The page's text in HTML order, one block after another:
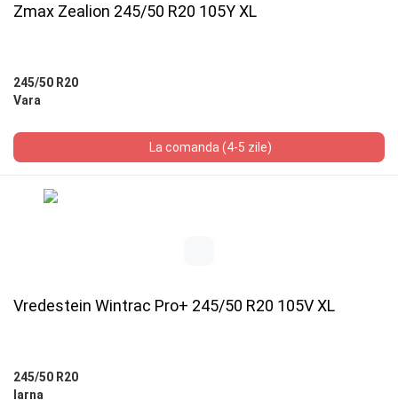
Zmax Zealion 245/50 R20 105Y XL
245/50 R20
Vara
La comanda (4-5 zile)
Vredestein Wintrac Pro+ 245/50 R20 105V XL
245/50 R20
Iarna